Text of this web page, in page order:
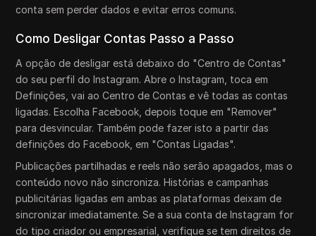
conta sem perder dados e evitar erros comuns.
Como Desligar Contas Passo a Passo
A opção de desligar está debaixo do "Centro de Contas"
do seu perfil do Instagram. Abre o Instagram, toca em
Definições, vai ao Centro de Contas e vê todas as contas
ligadas. Escolha Facebook, depois toque em "Remover"
para desvincular. Também pode fazer isto a partir das
definições do Facebook, em "Contas Ligadas".
Publicações partilhadas e reels não serão apagados, mas o
conteúdo novo não sincroniza. Histórias e campanhas
publicitárias ligadas em ambas as plataformas deixam de
sincronizar imediatamente. Se a sua conta de Instagram for
do tipo criador ou empresarial, verifique se tem direitos de